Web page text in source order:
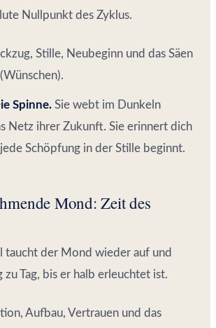
Nullpunkt des Zyklus.
Stille, Neubeginn und das Säen
Spinne. Sie webt im Dunkeln
Netz ihrer Zukunft. Sie erinnert dich
Schöpfung in der Stille beginnt.
Mond: Zeit des
taucht der Mond wieder auf und
zu Tag, bis er halb erleuchtet ist.
Aufbau, Vertrauen und das